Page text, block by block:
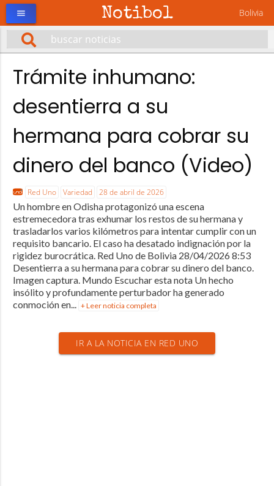
Notibol Bolivia
menu
Trámite inhumano:
desentierra a su
hermana para cobrar su
dinero del banco (Video)
Red Uno Variedad 28 de abril de 2026
Un hombre en Odisha protagonizó una escena
estremecedora tras exhumar los restos de su hermana y
trasladarlos varios kilómetros para intentar cumplir con un
requisito bancario. El caso ha desatado indignación por la
rigidez burocrática. Red Uno de Bolivia 28/04/2026 8:53
Desentierra a su hermana para cobrar su dinero del banco.
Imagen captura. Mundo Escuchar esta nota Un hecho
insólito y profundamente perturbador ha generado
conmoción en... + Leer noticia completa
IR A LA NOTICIA EN RED UNO